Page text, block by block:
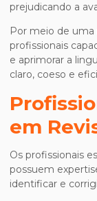
prejudicando a
Por meio de uma
profissionais
e aprimorar a
claro, coeso e
em
Os profissionais
possuem
identificar e